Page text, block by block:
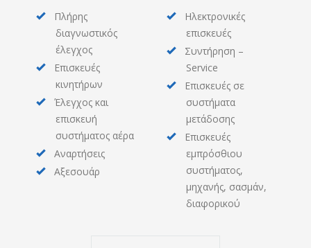
Πλήρης
διαγνωστικός
έλεγχος
Επισκευές
κινητήρων
Έλεγχος και
επισκευή
συστήματος αέρα
Αναρτήσεις
Αξεσουάρ
Ηλεκτρονικές
επισκευές
Συντήρηση –
Service
Επισκευές σε
συστήματα
μετάδοσης
Επισκευές
εμπρόσθιου
συστήματος,
μηχανής, σασμάν,
διαφορικού